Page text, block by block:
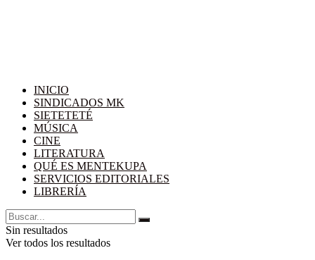
INICIO
SINDICADOS MK
SIETETETÉ
MÚSICA
CINE
LITERATURA
QUÉ ES MENTEKUPA
SERVICIOS EDITORIALES
LIBRERÍA
Sin resultados
Ver todos los resultados